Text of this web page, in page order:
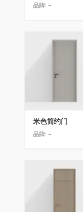
品牌: -
收藏
米色简约门
品牌: -
收藏